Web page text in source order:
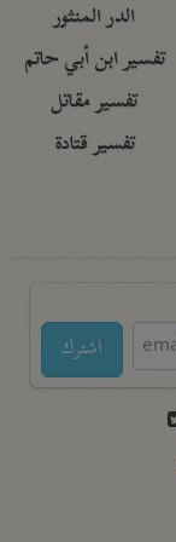
الدر المنثور
تفسير ابن أبي حاتم
تفسير مقاتل
تفسير قتادة
اشترك